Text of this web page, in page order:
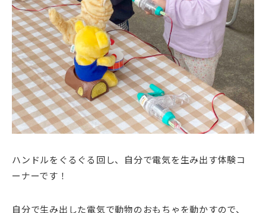
ハンドルをぐるぐる回し、自分で電気を生み出す体験コ
ーナーです！
自分で生み出した電気で動物のおもちゃを動かすので、